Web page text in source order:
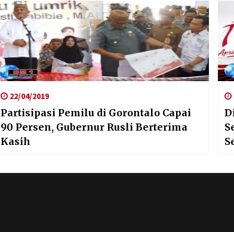
22/04/2019
Partisipasi Pemilu di Gorontalo Capai
90 Persen, Gubernur Rusli Berterima
Kasih